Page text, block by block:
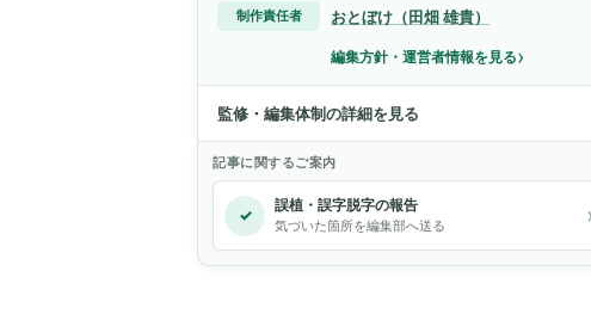
制作責任者 おとぼけ（田畑 雄貴）
編集方針・運営者情報を見る›
監修・編集体制の詳細を見る
記事に関するご案内
✓ 誤植・誤字脱字の報告
気づいた箇所を編集部へ送る